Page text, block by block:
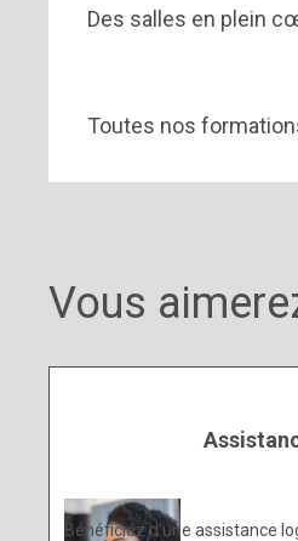
Des salles en plein
Toutes nos
Vous
Bénéficiez d’une assistance